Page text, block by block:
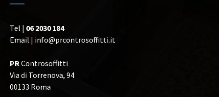
Tel | 06 2030 184
Email | info@prcontrosoffitti.it
PRControsoffitti
Via di Torrenova, 94
00133 Roma